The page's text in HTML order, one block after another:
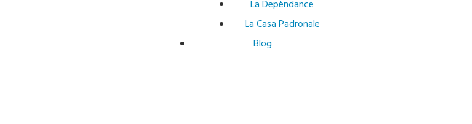
La Depèndance
La Casa Padronale
Blog